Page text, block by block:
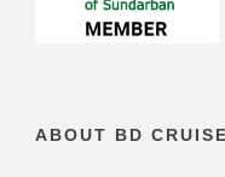
ABOUT BD CRUISE